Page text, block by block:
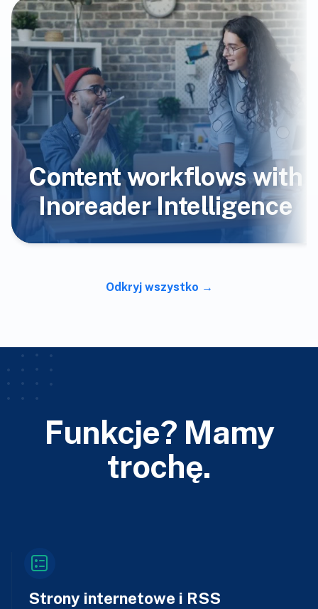
Content workflows with
Inoreader Intelligence
Odkryj wszystko
Funkcje? Mamy
trochę.
Strony internetowe i RSS